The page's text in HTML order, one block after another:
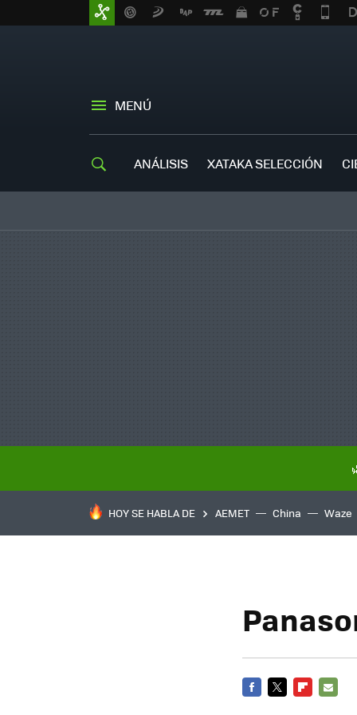
MENÚ
ANÁLISIS XATAKA SELECCIÓN
HOY SE HABLA DE AEMET China Waze